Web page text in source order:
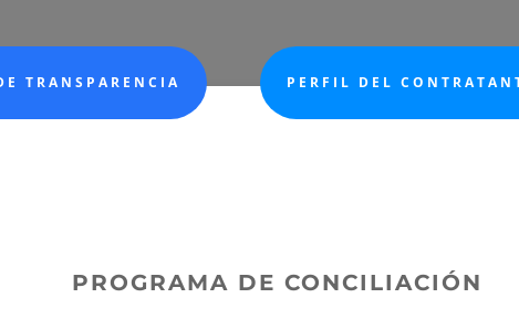
TRANSPARENCIA PERFIL DEL
PROGRAMA DE CONCILIACIÓN